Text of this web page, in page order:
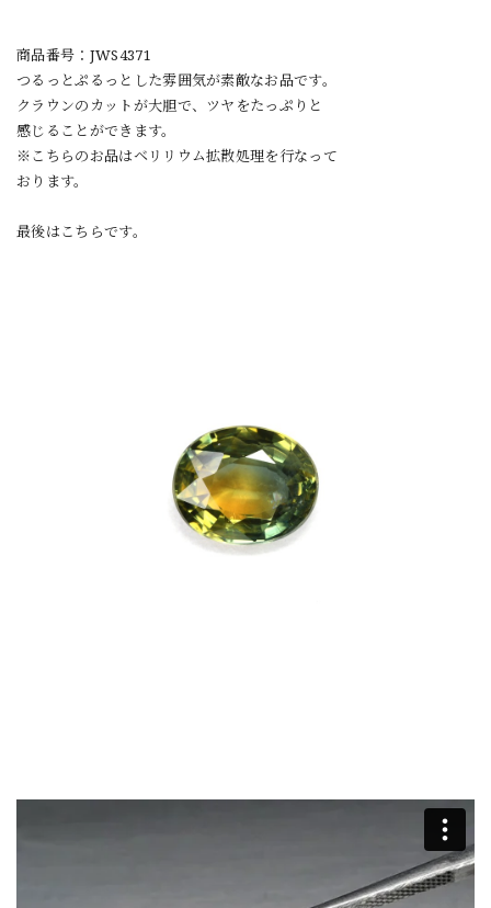
商品番号：JWS4371
つるっとぷるっとした雰囲気が素敵なお品です。
クラウンのカットが大胆で、ツヤをたっぷりと
感じることができます。
※こちらのお品はベリリウム拡散処理を行なって
おります。
最後はこちらです。